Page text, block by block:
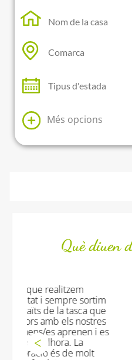
Més opcions
Què diuen
Les
divertides